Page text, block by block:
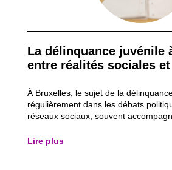
La délinquance juvénile
entre réalités sociales
À Bruxelles, le sujet de la
régulièrement dans les débats
réseaux sociaux, souvent
jeunes. Mais que disent réellement
Lire plus